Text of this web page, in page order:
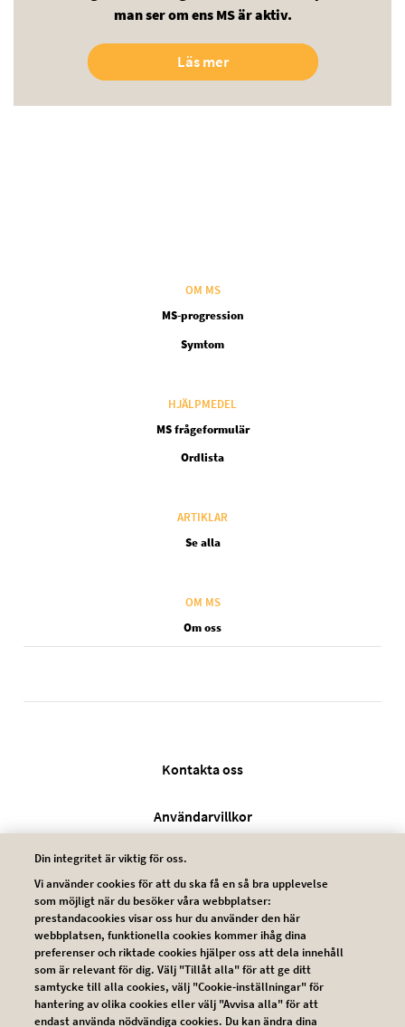
man ser om ens MS är aktiv.
Läs mer
OM MS
MS-progression
Symtom
HJÄLPMEDEL
MS frågeformulär
Ordlista
ARTIKLAR
Se alla
OM MS
Om oss
Kontakta oss
Användarvillkor
Integritetsskyddspolicy
Cookie policy
Din integritet är viktig för oss.
Vi använder cookies för att du ska få en så bra upplevelse
som möjligt när du besöker våra webbplatser:
prestandacookies visar oss hur du använder den här
webbplatsen, funktionella cookies kommer ihåg dina
preferenser och riktade cookies hjälper oss att dela innehåll
som är relevant för dig. Välj "Tillåt alla" för att ge ditt
samtycke till alla cookies, välj "Cookie-inställningar" för
hantering av olika cookies eller välj "Avvisa alla" för att
endast använda nödvändiga cookies. Du kan ändra dina